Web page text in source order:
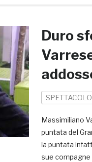
Duro
SPETTACOLO
Massimiliano
puntata del
la puntata
sue compagne